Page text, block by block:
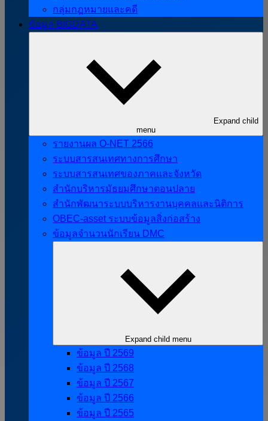
กลุ่มกฎหมายและคดี
ข้อมูล BIGDATA
Expand child
menu
รายงานผล O-NET 2566
ระบบสารสนเทศทางการศึกษา
ระบบสารสนเทศของภาคและจังหวัด
สำนักบริหารมัธยมศึกษาตอนปลาย
สำนักพัฒนาระบบบริหารงานบุคคลและนิติการ
OBEC-asset ระบบข้อมูลสิ่งก่อสร้าง
ข้อมูลจำนวนนักเรียน DMC
Expand child menu
ข้อมูล ปี 2569
ข้อมูล ปี 2568
ข้อมูล ปี 2567
ข้อมูล ปี 2566
ข้อมูล ปี 2565